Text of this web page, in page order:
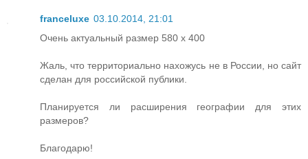
franceluxe 03.10.2014, 21:01
Очень актуальный размер 580 x 400
Жаль, что территориально нахожусь не в России, но сайт
сделан для российской публики.
Планируется ли расширения географии для этих
размеров?
Благодарю!